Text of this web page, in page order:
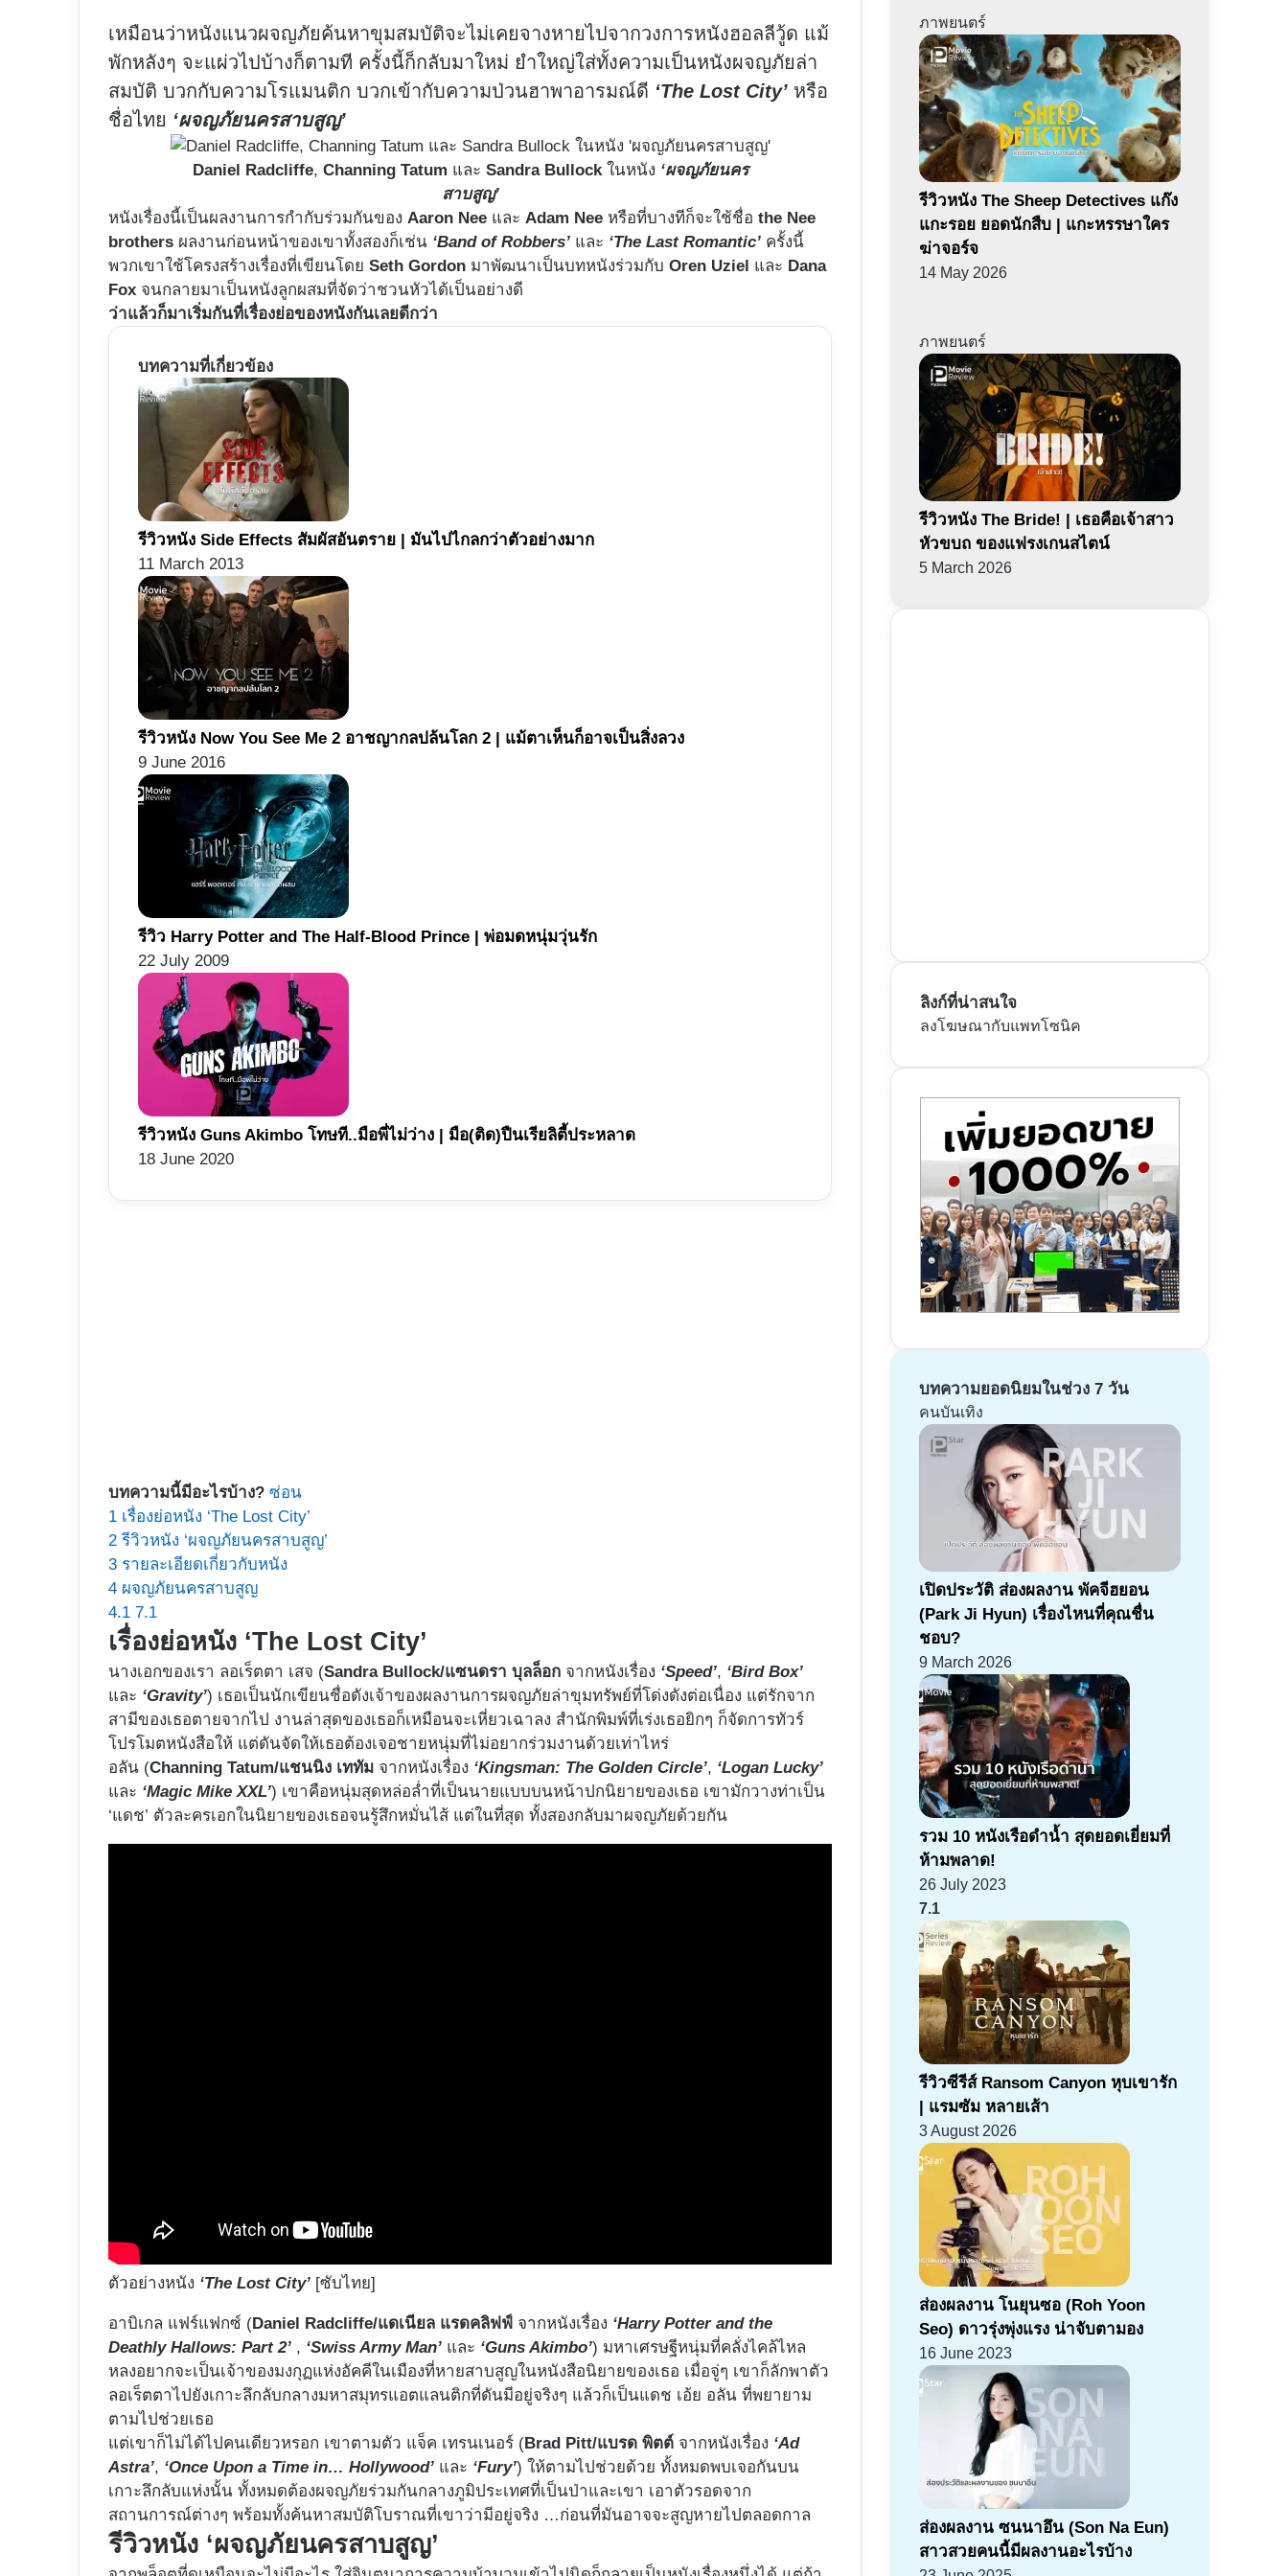
เหมือนว่าหนังแนวผจญภัยค้นหาขุมสมบัติจะไม่เคยจางหายไปจากวงการหนังฮอลลีวู้ด แม้
พักหลังๆ จะแผ่วไปบ้างก็ตามที ครั้งนี้ก็กลับมาใหม่ ยำใหญ่ใส่ทั้งความเป็นหนังผจญภัยล่า
สมบัติ บวกกับความโรแมนติก บวกเข้ากับความป่วนฮาพาอารมณ์ดี ‘The Lost City’ หรือ
ชื่อไทย ‘ผจญภัยนครสาบสูญ’
Daniel Radcliffe, Channing Tatum และ Sandra Bullockในหนัง ‘ผจญภัยนคร
สาบสูญ’
หนังเรื่องนี้เป็นผลงานการกำกับร่วมกันของAaron Nee และAdam Nee หรือที่บางทีก็จะใช้ชื่อthe Nee
brothers ผลงานก่อนหน้าของเขาทั้งสองก็เช่น ‘Band of Robbers’ และ ‘The Last Romantic’ ครั้งนี้
พวกเขาใช้โครงสร้างเรื่องที่เขียนโดยSeth Gordon มาพัฒนาเป็นบทหนังร่วมกับOren Uziel และ Dana
Fox จนกลายมาเป็นหนังลูกผสมที่จัดว่าชวนหัวได้เป็นอย่างดี
ว่าแล้วก็มาเริ่มกันที่เรื่องย่อของหนังกันเลยดีกว่า
บทความที่เกี่ยวข้อง
รีวิวหนัง Side Effects สัมผัสอันตราย | มันไปไกลกว่าตัวอย่างมาก
11 March 2013
รีวิวหนัง Now You See Me 2 อาชญากลปล้นโลก 2 | แม้ตาเห็นก็อาจเป็นสิ่งลวง
9 June 2016
รีวิว Harry Potter and The Half-Blood Prince | พ่อมดหนุ่มวุ่นรัก
22 July 2009
รีวิวหนัง Guns Akimbo โทษที..มือพี่ไม่ว่าง | มือ(ติด)ปืนเรียลิตี้ประหลาด
18 June 2020
บทความนี้มีอะไรบ้าง? ซ่อน
1 เรื่องย่อหนัง ‘The Lost City’
2 รีวิวหนัง ‘ผจญภัยนครสาบสูญ’
3 รายละเอียดเกี่ยวกับหนัง
4 ผจญภัยนครสาบสูญ
4.1 7.1
เรื่องย่อหนัง ‘The Lost City’
นางเอกของเรา ลอเร็ตตา เสจ (Sandra Bullock/แซนดรา บุลล็อก จากหนังเรื่อง ‘Speed’, ‘Bird Box’
และ ‘Gravity’) เธอเป็นนักเขียนชื่อดังเจ้าของผลงานการผจญภัยล่าขุมทรัพย์ที่โด่งดังต่อเนื่อง แต่รักจาก
สามีของเธอตายจากไป งานล่าสุดของเธอก็เหมือนจะเหี่ยวเฉาลง สำนักพิมพ์ที่เร่งเธอยิกๆ ก็จัดการทัวร์
โปรโมตหนังสือให้ แต่ดันจัดให้เธอต้องเจอชายหนุ่มที่ไม่อยากร่วมงานด้วยเท่าไหร่
อลัน (Channing Tatum/แชนนิง เททัม จากหนังเรื่อง ‘Kingsman: The Golden Circle’, ‘Logan Lucky’
และ ‘Magic Mike XXL’) เขาคือหนุ่มสุดหล่อล่ำที่เป็นนายแบบบนหน้าปกนิยายของเธอ เขามักวางท่าเป็น
‘แดช’ ตัวละครเอกในนิยายของเธอจนรู้สึกหมั่นไส้ แต่ในที่สุด ทั้งสองกลับมาผจญภัยด้วยกัน
ตัวอย่างหนัง ‘The Lost City’ [ซับไทย]
อาบิเกล แฟร์แฟกซ์ (Daniel Radcliffe/แดเนียล แรดคลิฟฟ์ จากหนังเรื่อง ‘Harry Potter and the
Deathly Hallows: Part 2’ , ‘Swiss Army Man’ และ ‘Guns Akimbo’) มหาเศรษฐีหนุ่มที่คลั่งไคล้ไหล
หลงอยากจะเป็นเจ้าของมงกุฏแห่งอัคคีในเมืองที่หายสาบสูญในหนังสือนิยายของเธอ เมื่อจู่ๆ เขาก็ลักพาตัว
ลอเร็ตตาไปยังเกาะลึกลับกลางมหาสมุทรแอตแลนติกที่ดันมีอยู่จริงๆ แล้วก็เป็นแดช เอ้ย อลัน ที่พยายาม
ตามไปช่วยเธอ
แต่เขาก็ไม่ได้ไปคนเดียวหรอก เขาตามตัว แจ็ค เทรนเนอร์ (Brad Pitt/แบรด พิตต์ จากหนังเรื่อง ‘Ad
Astra’, ‘Once Upon a Time in… Hollywood’ และ ‘Fury’) ให้ตามไปช่วยด้วย ทั้งหมดพบเจอกันบน
เกาะลึกลับแห่งนั้น ทั้งหมดต้องผจญภัยร่วมกันกลางภูมิประเทศที่เป็นป่าและเขา เอาตัวรอดจาก
สถานการณ์ต่างๆ พร้อมทั้งค้นหาสมบัติโบราณที่เขาว่ามีอยู่จริง …ก่อนที่มันอาจจะสูญหายไปตลอดกาล
รีวิวหนัง ‘ผจญภัยนครสาบสูญ’
ภาพยนตร์
รีวิวหนัง The Sheep Detectives แก๊ง
แกะรอย ยอดนักสืบ | แกะหรรษาใคร
ฆ่าจอร์จ
14 May 2026
ภาพยนตร์
รีวิวหนัง The Bride! | เธอคือเจ้าสาว
หัวขบถ ของแฟรงเกนสไตน์
5 March 2026
ลิงก์ที่น่าสนใจ
ลงโฆษณากับแพทโซนิค
บทความยอดนิยมในช่วง 7 วัน
คนบันเทิง
เปิดประวัติ ส่องผลงาน พัคจีฮยอน
(Park Ji Hyun) เรื่องไหนที่คุณชื่น
ชอบ?
9 March 2026
รวม 10 หนังเรือดำน้ำ สุดยอดเยี่ยมที่
ห้ามพลาด!
26 July 2023
7.1
รีวิวซีรีส์ Ransom Canyon หุบเขารัก
| แรมซัม หลายเส้า
3 August 2026
ส่องผลงาน โนยุนซอ (Roh Yoon
Seo) ดาวรุ่งพุ่งแรง น่าจับตามอง
16 June 2023
ส่องผลงาน ซนนาอึน (Son Na Eun)
สาวสวยคนนี้มีผลงานอะไรบ้าง